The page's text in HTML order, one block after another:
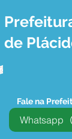
de
Fale na
Whatsapp